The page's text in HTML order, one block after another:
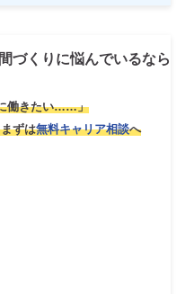
づくりに悩んでいるなら
働きたい……」
まずは無料キャリア相談へ